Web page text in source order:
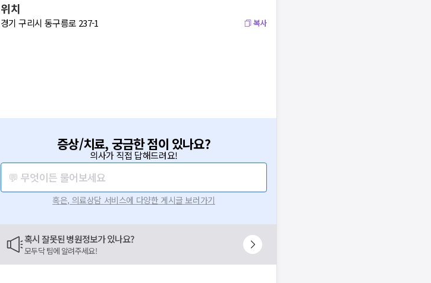
위치
경기 구리시 동구릉로 237-1 복사
증상/치료, 궁금한 점이 있나요?
의사가 직접 답해드려요!
💬 무엇이든 물어보세요
혹은, 의료상담 서비스에 다양한 게시글 보러가기
혹시 잘못된 병원정보가 있나요?
모두닥 팀에 알려주세요!